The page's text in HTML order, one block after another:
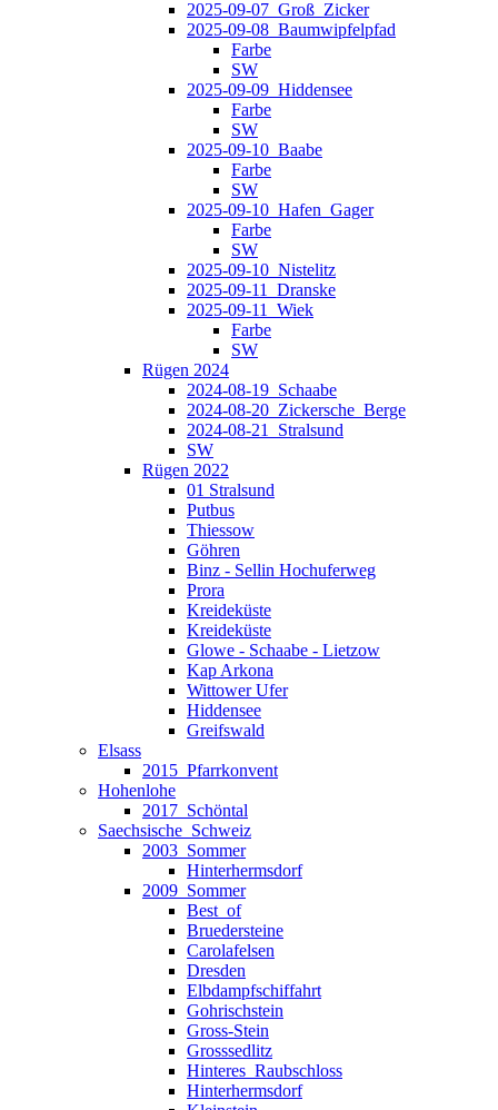
2025-09-07_Groß_Zicker
2025-09-08_Baumwipfelpfad
Farbe
SW
2025-09-09_Hiddensee
Farbe
SW
2025-09-10_Baabe
Farbe
SW
2025-09-10_Hafen_Gager
Farbe
SW
2025-09-10_Nistelitz
2025-09-11_Dranske
2025-09-11_Wiek
Farbe
SW
Rügen 2024
2024-08-19_Schaabe
2024-08-20_Zickersche_Berge
2024-08-21_Stralsund
SW
Rügen 2022
01 Stralsund
Putbus
Thiessow
Göhren
Binz - Sellin Hochuferweg
Prora
Kreideküste
Kreideküste
Glowe - Schaabe - Lietzow
Kap Arkona
Wittower Ufer
Hiddensee
Greifswald
Elsass
2015_Pfarrkonvent
Hohenlohe
2017_Schöntal
Saechsische_Schweiz
2003_Sommer
Hinterhermsdorf
2009_Sommer
Best_of
Bruedersteine
Carolafelsen
Dresden
Elbdampfschiffahrt
Gohrischstein
Gross-Stein
Grosssedlitz
Hinteres_Raubschloss
Hinterhermsdorf